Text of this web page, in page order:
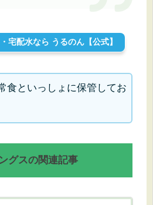
宅配水なら うるのん【公式】
食といっしょに保管してお
グスの関連記事